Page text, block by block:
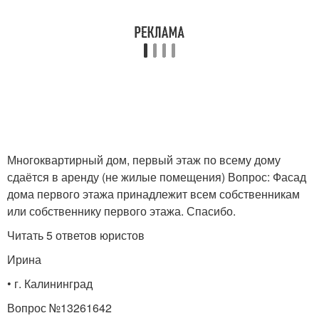
Многоквартирный дом, первый этаж по всему дому
сдаётся в аренду (не жилые помещения) Вопрос: Фасад
дома первого этажа принадлежит всем собственникам
или собственнику первого этажа. Спасибо.
Читать 5 ответов юристов
Ирина
• г. Калининград
Вопрос №13261642